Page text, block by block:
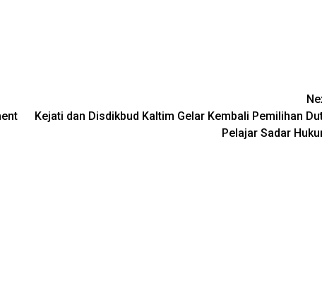
Kejati dan Disdikbud Kaltim Gelar Kembali Pemilihan
Pelajar Sadar